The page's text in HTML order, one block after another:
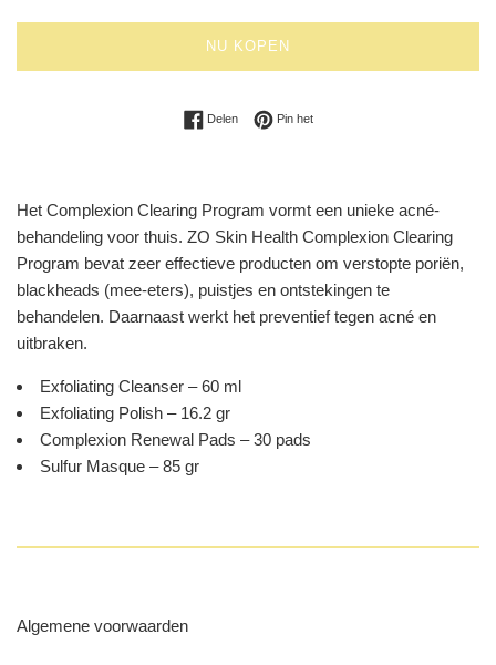
NU KOPEN
DelenDelen op Facebook
Pin hetPinnen op Pinterest
Het Complexion Clearing Program vormt een unieke acné-
behandeling voor thuis. ZO Skin Health Complexion Clearing
Program bevat zeer effectieve producten om verstopte poriën,
blackheads (mee-eters), puistjes en ontstekingen te
behandelen. Daarnaast werkt het preventief tegen acné en
uitbraken.
Exfoliating Cleanser – 60 ml
Exfoliating Polish – 16.2 gr
Complexion Renewal Pads – 30 pads
Sulfur Masque – 85 gr
Algemene voorwaarden